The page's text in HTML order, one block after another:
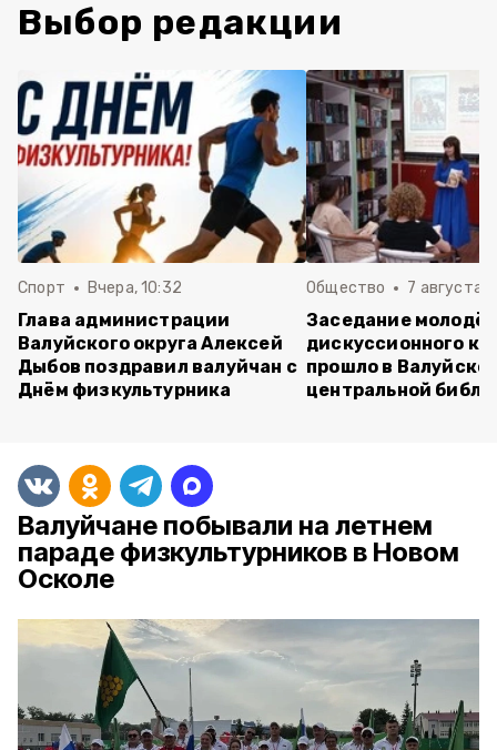
Выбор редакции
Спорт Вчера, 10:32
Глава администрации
Валуйского округа Алексей
Дыбов поздравил валуйчан с
Днём физкультурника
Общество 7 августа ,
Заседание
дискуссионного
прошло в
центральной
Валуйчане побывали на летнем
параде физкультурников в Новом
Осколе